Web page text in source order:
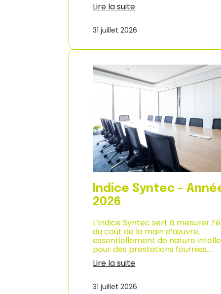
e
M
r
i
i
q
–
A
n
n
é
e
2
2
Lire la suite
n
i
e
d
u
m
a
t
d
e
s
a
f
f
r
e
s
d
a
n
l
e
31 juillet 2026
Indice Syntec –
2026
L’indice Syntec sert à mesurer
du coût de la main d’œuvre,
essentiellement de nature
pour des prestations fournies.…
Lire la suite
n
31 juillet 2026